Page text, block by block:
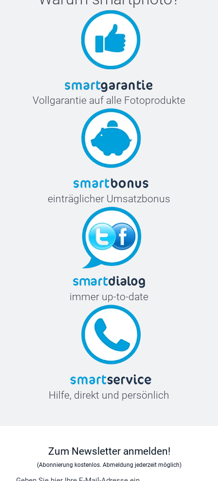
Vollgarantie auf alle Fotoprodukte
einträglicher Umsatzbonus
immer up-to-date
Hilfe, direkt und persönlich
Zum Newsletter anmelden!
(Abonnierung kostenlos. Abmeldung jederzeit möglich)